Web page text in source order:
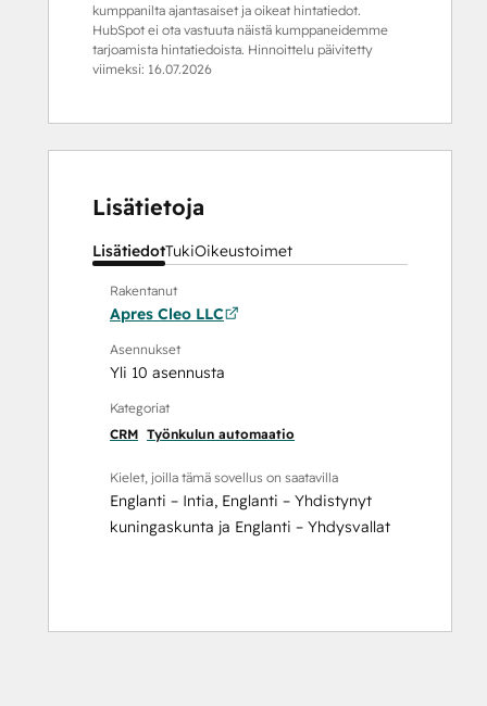
kumppanilta ajantasaiset ja oikeat hintatiedot.
HubSpot ei ota vastuuta näistä kumppaneidemme
tarjoamista hintatiedoista. Hinnoittelu päivitetty
viimeksi: 16.07.2026
Lisätietoja
LisätiedotTukiOikeustoimet
Rakentanut
Apres Cleo LLC
Asennukset
Yli 10 asennusta
Kategoriat
CRM Työnkulun automaatio
Kielet, joilla tämä sovellus on saatavilla
Englanti – Intia, Englanti – Yhdistynyt
kuningaskunta ja Englanti – Yhdysvallat